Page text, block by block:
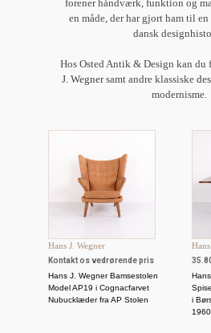
forener håndværk, funktion og
en måde, der har gjort ham til
dansk
Hos Osted Antik & Design kan
J. Wegnersamt andre klassiske
modernisme.
Hans J. Wegner
Kontakt os vedrørende pris
Hans J. Wegner Bamsestolen
Model AP19 i Cognacfarvet
Nubucklæder fra AP Stolen
i